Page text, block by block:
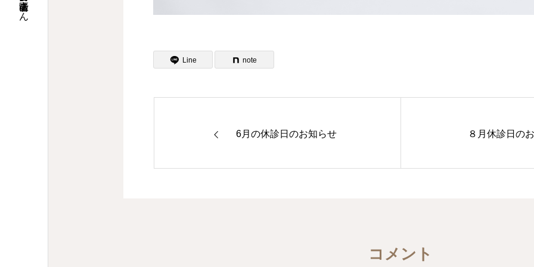
Line note
6月の休診日のお知らせ ８月休診日の
コメント